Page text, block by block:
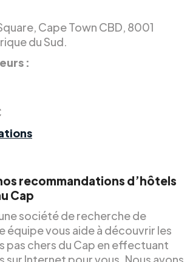
Cape Town CBD, 8001
du Sud.
:
recommandations d’hôtels
Cap
société de recherche de
équipe vous aide à découvrir les
pas chers du Cap en effectuant